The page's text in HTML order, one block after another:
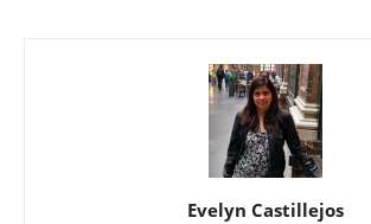
Evelyn Castillejos